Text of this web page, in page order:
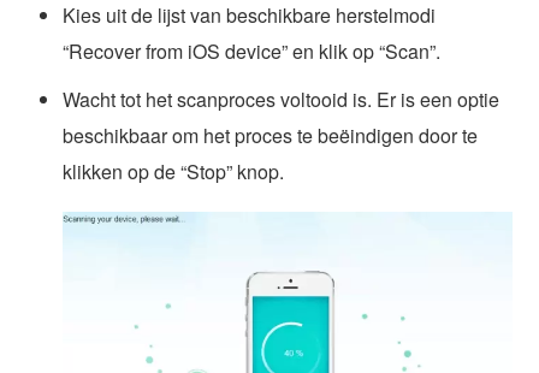
Kies uit de lijst van beschikbare herstelmodi
“Recover from iOS device” en klik op “Scan”.
Wacht tot het scanproces voltooid is. Er is een optie
beschikbaar om het proces te beëindigen door te
klikken op de “Stop” knop.